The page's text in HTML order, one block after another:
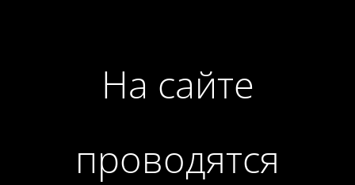
На сайте
проводятся